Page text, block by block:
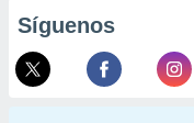
Síguenos